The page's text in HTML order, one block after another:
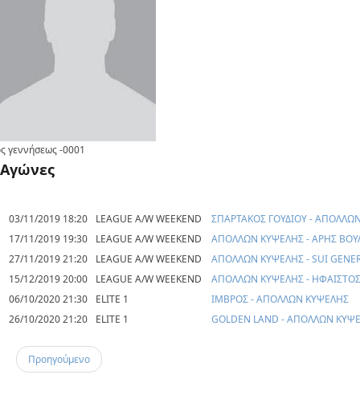
γεννήσεως-0001
Αγώνες
03/11/2019 18:20 LEAGUE A/W WEEKEND
ΣΠΑΡΤΑΚΟΣ ΓΟΥΔΙΟΥ -
17/11/2019 19:30
LEAGUE A/W WEEKEND
ΑΠΟΛΛΩΝ ΚΥΨΕΛΗΣ - ΑΡΗΣ
27/11/2019 21:20
LEAGUE A/W WEEKEND
ΑΠΟΛΛΩΝ ΚΥΨΕΛΗΣ - SUI
15/12/2019 20:00
LEAGUE A/W WEEKEND
ΑΠΟΛΛΩΝ ΚΥΨΕΛΗΣ -
06/10/2020 21:30
ELITE 1
ΙΜΒΡΟΣ - ΑΠΟΛΛΩΝ ΚΥΨΕΛΗΣ
26/10/2020 21:20
ELITE 1 GOLDEN LAND - ΑΠΟΛΛΩΝ
Προηγούμενο